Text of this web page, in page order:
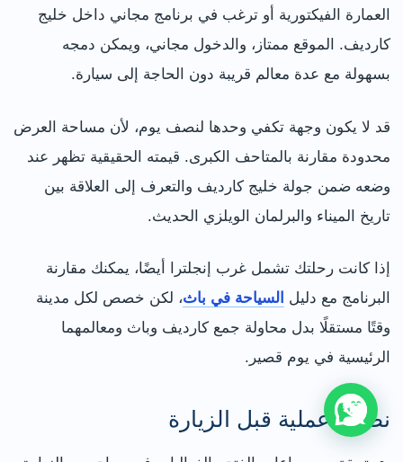
العمارة الفيكتورية أو ترغب في برنامج مجاني داخل خليج
كارديف. الموقع ممتاز، والدخول مجاني، ويمكن دمجه
بسهولة مع عدة معالم قريبة دون الحاجة إلى سيارة.
قد لا يكون وجهة تكفي وحدها لنصف يوم، لأن مساحة العرض
محدودة مقارنة بالمتاحف الكبرى. قيمته الحقيقية تظهر عند
وضعه ضمن جولة خليج كارديف والتعرف إلى العلاقة بين
تاريخ الميناء والبرلمان الويلزي الحديث.
إذا كانت رحلتك تشمل غرب إنجلترا أيضًا، يمكنك مقارنة
البرنامج مع دليل السياحة في باث، لكن خصص لكل مدينة
وقتًا مستقلًا بدل محاولة جمع كارديف وباث ومعالمهما
الرئيسية في يوم قصير.
نصائح عملية قبل الزيارة